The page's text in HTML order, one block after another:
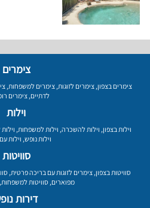
צימרים
צימרים בצפון, צימרים לזוגות, צימרים למשפחות,
לדתיים,צימרים
וילות
וילות בצפון, וילות להשכרה, וילות למשפחות,
וילות נופש, וילות
סוויטות
סוויטות בצפון,צימרים לזוגות עם בריכה פרטית,
מפוארים,סוויטות למשפחות
דירות